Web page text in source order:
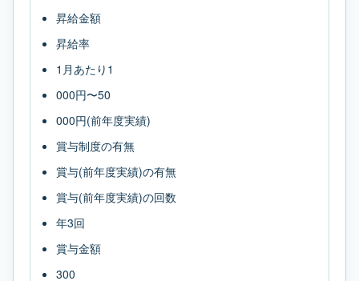
昇給金額
昇給率
1月あたり1
000円〜50
000円(前年度実績)
賞与制度の有無
賞与(前年度実績)の有無
賞与(前年度実績)の回数
年3回
賞与金額
300